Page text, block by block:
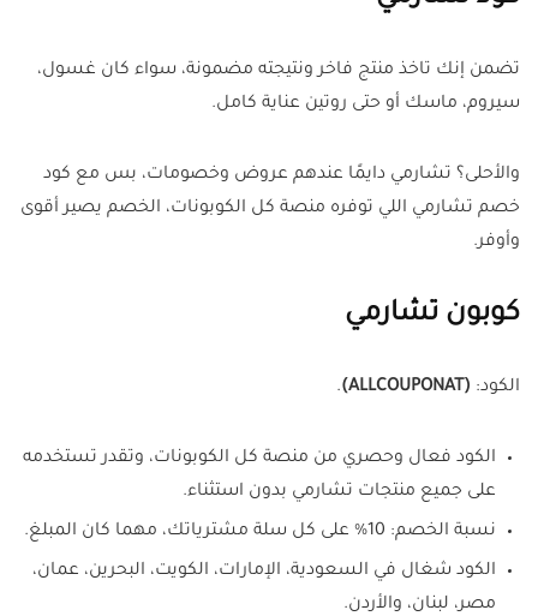
تضمن إنك تاخذ منتج فاخر ونتيجته مضمونة، سواء كان غسول،
سيروم، ماسك أو حتى روتين عناية كامل.
والأحلى؟ تشارمي دايمًا عندهم عروض وخصومات، بس مع كود
خصم تشارمي اللي توفره منصة كل الكوبونات، الخصم يصير أقوى
وأوفر.
كوبون تشارمي
الكود: (
ALLCOUPONAT
)
.
الكود فعال وحصري من منصة كل الكوبونات، وتقدر تستخدمه
على جميع منتجات تشارمي بدون استثناء.
نسبة الخصم: 10% على كل سلة مشترياتك، مهما كان المبلغ.
الكود شغال في السعودية، الإمارات، الكويت، البحرين، عمان،
مصر، لبنان، والأردن.